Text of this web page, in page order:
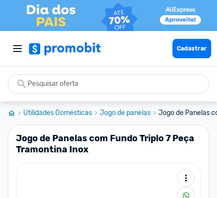
Cadastrar
Utilidades Domésticas Jogo de panelas Jogo de Panelas
Jogo de Panelas com Fundo Triplo 7 Peça
Tramontina Inox